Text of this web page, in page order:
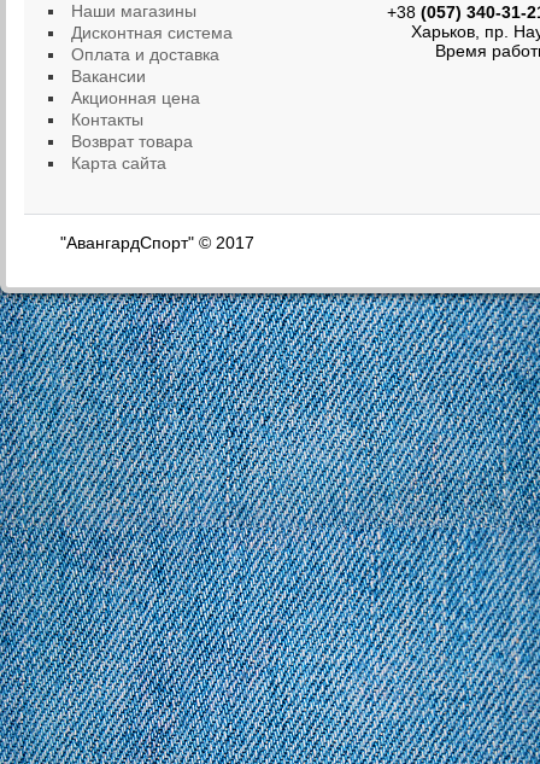
Наши магазины
Дисконтная система
Оплата и доставка
Вакансии
Акционная цена
Контакты
Возврат товара
Карта сайта
+38 (057) 340-31-
Харьков, пр.
Время работы:
"АвангардСпорт" © 2017